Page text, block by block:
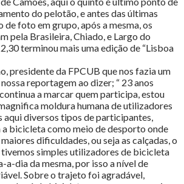
do pelotão, e antes das últimas
foto em grupo, após a mesma, os
pela Brasileira, Chiado, e Largo do
terminou mais uma edição de “Lisboa
presidente da FPCUB que nos fazia um
reportagem ao dizer; “ 23 anos
a marcar quem participa, estou
moldura humana de utilizadores
aqui diversos tipos de participantes,
a bicicleta como meio de desporto onde
dificuldades, ou seja as calçadas, o
tivemos simples utilizadores de bicicleta
a-dia da mesma, por isso a nível de
Sobre o trajeto foi agradável,